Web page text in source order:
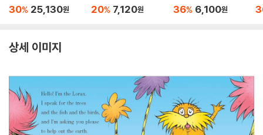
Level A (StoryPlus
30% 25,130원 20% 7,120원
tory 5 : Bonnie's Ne
36% 6,100원
상세 이미지